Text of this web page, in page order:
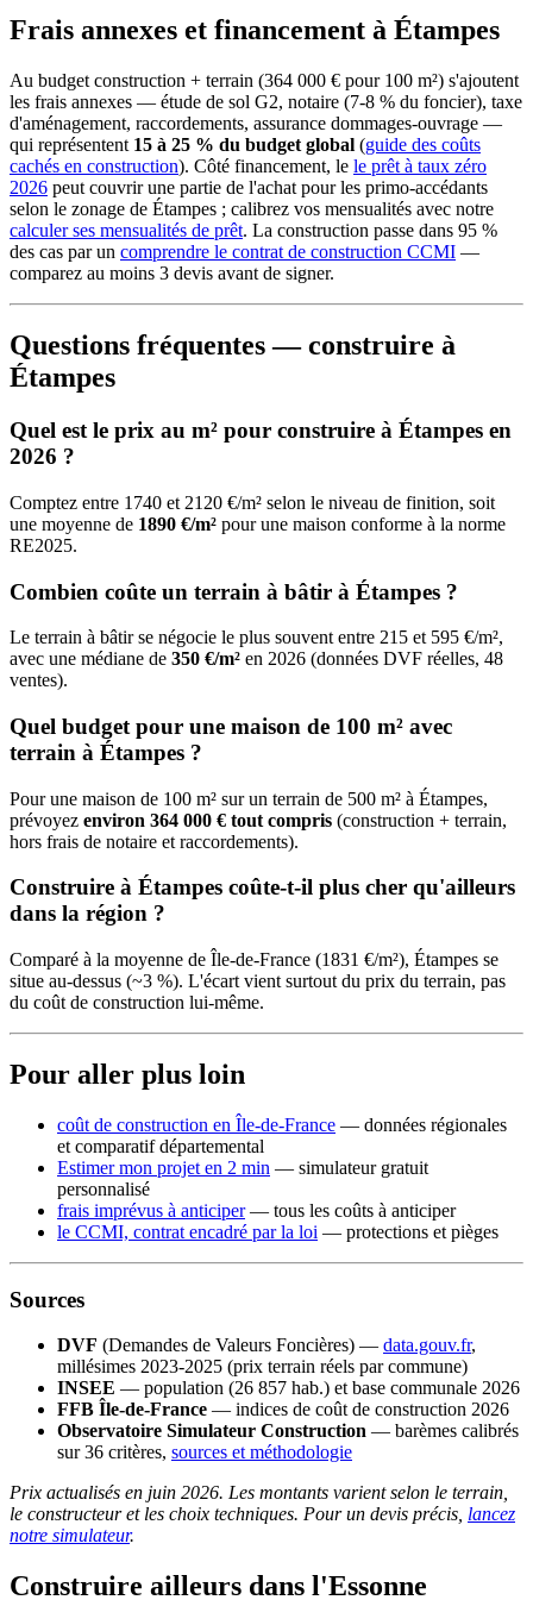
Frais annexes et financement à Étampes
Au budget construction + terrain (364 000 € pour 100 m²) s'ajoutent
les frais annexes — étude de sol G2, notaire (7-8 % du foncier), taxe
d'aménagement, raccordements, assurance dommages-ouvrage —
qui représentent 15 à 25 % du budget global (guide des coûts
cachés en construction). Côté financement, le le prêt à taux zéro
2026 peut couvrir une partie de l'achat pour les primo-accédants
selon le zonage de Étampes ; calibrez vos mensualités avec notre
calculer ses mensualités de prêt. La construction passe dans 95 %
des cas par un comprendre le contrat de construction CCMI —
comparez au moins 3 devis avant de signer.
Questions fréquentes — construire à
Étampes
Quel est le prix au m² pour construire à Étampes en
2026 ?
Comptez entre 1740 et 2120 €/m² selon le niveau de finition, soit
une moyenne de 1890 €/m² pour une maison conforme à la norme
RE2025.
Combien coûte un terrain à bâtir à Étampes ?
Le terrain à bâtir se négocie le plus souvent entre 215 et 595 €/m²,
avec une médiane de 350 €/m² en 2026 (données DVF réelles, 48
ventes).
Quel budget pour une maison de 100 m² avec
terrain à Étampes ?
Pour une maison de 100 m² sur un terrain de 500 m² à Étampes,
prévoyez environ 364 000 € tout compris (construction + terrain,
hors frais de notaire et raccordements).
Construire à Étampes coûte-t-il plus cher qu'ailleurs
dans la région ?
Comparé à la moyenne de Île-de-France (1831 €/m²), Étampes se
situe au-dessus (~3 %). L'écart vient surtout du prix du terrain, pas
du coût de construction lui-même.
Pour aller plus loin
coût de construction en Île-de-France — données régionales
et comparatif départemental
Estimer mon projet en 2 min — simulateur gratuit
personnalisé
frais imprévus à anticiper— tous les coûts à anticiper
le CCMI, contrat encadré par la loi — protections et pièges
Sources
DVF (Demandes de Valeurs Foncières) — data.gouv.fr,
millésimes 2023-2025 (prix terrain réels par commune)
INSEE — population (26 857 hab.) et base communale 2026
FFB Île-de-France — indices de coût de construction 2026
Observatoire Simulateur Construction — barèmes calibrés
sur 36 critères, sources et méthodologie
Prix actualisés en juin 2026. Les montants varient selon le terrain,
le constructeur et les choix techniques. Pour un devis précis, lancez
notre simulateur.
Construire ailleurs dans l'Essonne